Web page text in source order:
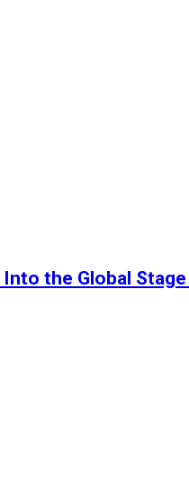
the Global